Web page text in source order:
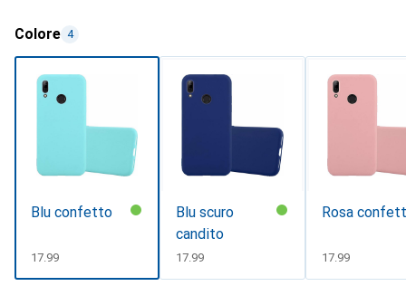
Colore 4
Blu confetto
CHF
17.99
Blu scuro
candito
CHF
17.99
Rosa
CHF
17.99